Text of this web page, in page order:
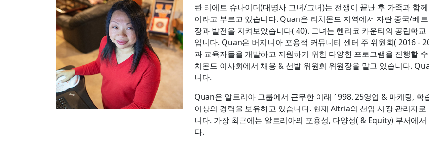
콴 티에트 슈나이더(대명사 그녀/그녀)는 전쟁이 끝난 후 가족과 함
이라고 부르고 있습니다. Quan은 리치몬드 지역에서 자란 중국/베
장과 발전을 지켜보았습니다( 40). 그녀는 헨리코 카운티의 공립학
입니다. Quan은 버지니아 포용적 커뮤니티 센터 주 위원회( 2016 -
과 교육자들을 개발하고 지원하기 위한 다양한 프로그램을 진행할
치몬드 이사회에서 채용 & 선발 위원회 위원장을 맡고 있습니다.
니다.
Quan은 알트리아 그룹에서 근무한 이래 1998. 25영업 & 마케팅,
이상의 경력을 보유하고 있습니다. 현재 Altria의 선임 시장 관리자
니다. 가장 최근에는 알트리아의 포용성, 다양성( & Equity) 부서에
다.